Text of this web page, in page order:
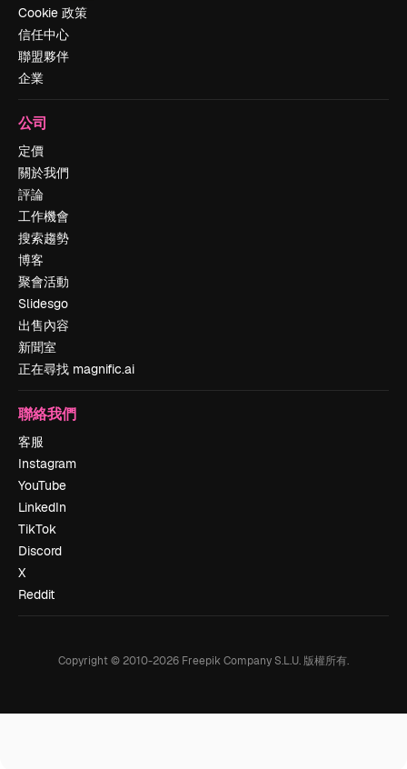
Cookie 政策
信任中心
聯盟夥伴
企業
公司
定價
關於我們
評論
工作機會
搜索趨勢
博客
聚會活動
Slidesgo
出售內容
新聞室
正在尋找 magnific.ai
聯絡我們
客服
Instagram
YouTube
LinkedIn
TikTok
Discord
X
Reddit
Copyright © 2010-2026 Freepik Company S.L.U. 版權所有.